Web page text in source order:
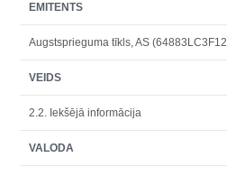
EMITENTS
Augstsprieguma tīkls, AS
VEIDS
2.2. Iekšējā informācija
VALODA